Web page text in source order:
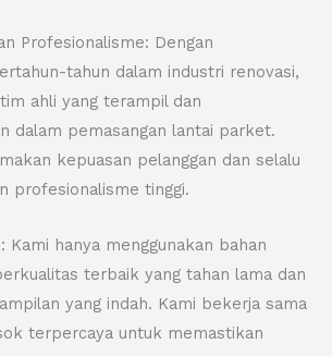
Profesionalisme: Dengan
tahun dalam industri renovasi,
ahli yang terampil dan
dalam pemasangan lantai parket.
kepuasan pelanggan dan selalu
profesionalisme tinggi.
Kami hanya menggunakan bahan
terbaik yang tahan lama dan
yang indah. Kami bekerja sama
terpercaya untuk memastikan